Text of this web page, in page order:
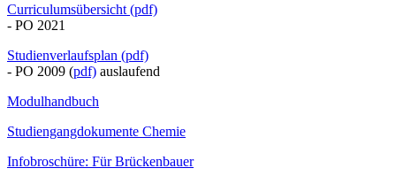
Curriculumsübersicht (pdf)
- PO 2021
Studienverlaufsplan (pdf)
- PO 2009 (pdf) auslaufend
Modulhandbuch
Studiengangdokumente Chemie
Infobroschüre: Für Brückenbauer